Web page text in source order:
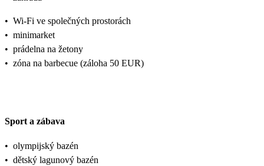
• Wi-Fi ve společných prostorách
• minimarket
• prádelna na žetony
• zóna na barbecue (záloha 50 EUR)
Sport a zábava
• olympijský bazén
• dětský lagunový bazén